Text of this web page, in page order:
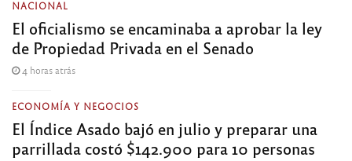
NACIONAL
El oficialismo se encaminaba a aprobar la ley
de Propiedad Privada en el Senado
4 horas atrás
ECONOMÍA Y NEGOCIOS
El Índice Asado bajó en julio y preparar una
parrillada costó $142.900 para 10 personas